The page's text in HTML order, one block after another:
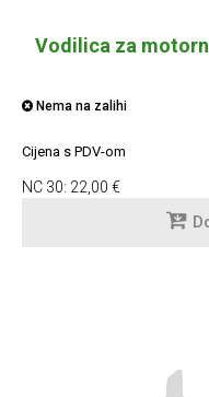
Vodilica za
Nema na zalihi
Cijena s PDV-om
NC 30: 22,00 €